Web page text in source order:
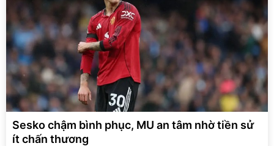
Sesko chậm bình phục, MU an tâm nhờ tiền sử
ít chấn thương